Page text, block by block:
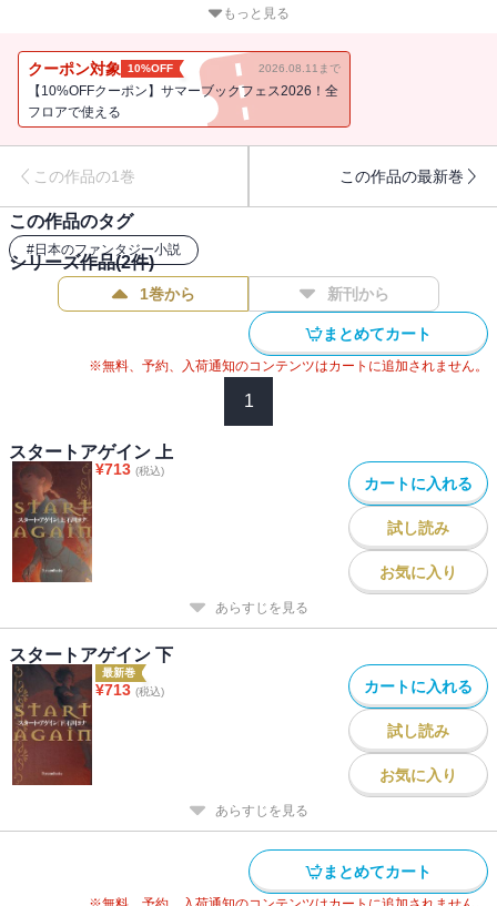
都ハムザルドは壊滅的な被害を受ける。あらゆる物質を自在に操る
親石を持つ彼女には絶対服従しなければならない。将軍ガザーロの
命令により一度はヴァルーガの命を奪うことに加担しかけたラフィ
アだが、思いとどまったことで故郷を追われ、はからずも、無敵の
もっと見る
クーポン対象 10%OFF 2026.08.11まで
【10%OFFクーポン】サマーブックフェス2026！全
フロアで使える
この作品の1巻 この作品の最新巻
この作品のタグ
#日本のファンタジー小説
シリーズ作品(2件)
1巻から 新刊から
まとめてカート
※無料、予約、入荷通知のコンテンツはカートに追加されません。
1
スタートアゲイン 上
¥713 (税込)
カートに入れる
試し読み
お気に入り
あらすじを見る
スタートアゲイン 下
最新巻
¥713 (税込) カートに入れる
試し読み
お気に入り
あらすじを見る
まとめてカート